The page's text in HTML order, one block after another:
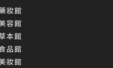
妝館
容館
本館
品館
妝館